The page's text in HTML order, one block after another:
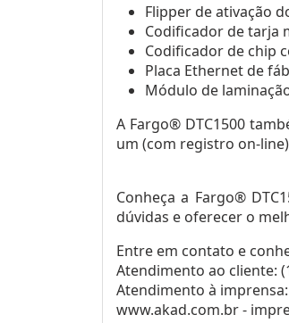
Flipper de ativação
Codificador de tarja
Codificador de chip
Placa Ethernet de
Módulo de
A Fargo® DTC1500
um (com registro on-
Conheça a Fargo®
dúvidas e oferecer o
Entre em contato e
Atendimento ao cliente:
Atendimento à
www.akad.com.br -